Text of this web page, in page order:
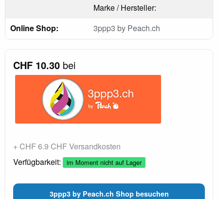
Marke / Hersteller:
Online Shop:
3ppp3 by Peach.ch
CHF 10.30 bei
+ CHF 6.9 CHF Versandkosten
Verfügbarkeit:
im Moment nicht auf Lager
3ppp3 by Peach.ch Shop besuchen